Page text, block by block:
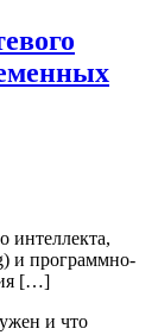
интеллекта,
и программно-
[…]